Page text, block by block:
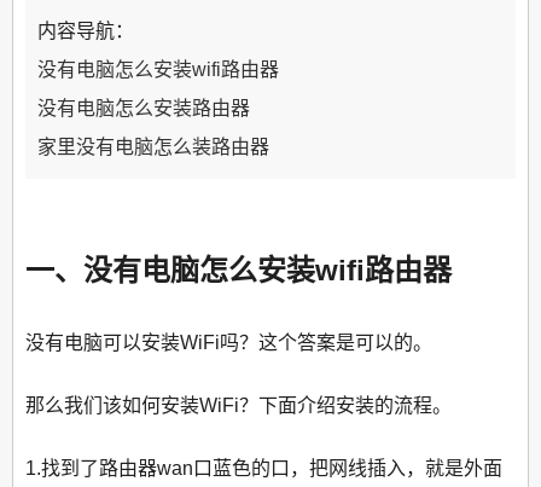
内容导航：
没有电脑怎么安装wifi路由器
没有电脑怎么安装路由器
家里没有电脑怎么装路由器
一、没有电脑怎么安装wifi路由器
没有电脑可以安装WiFi吗？这个答案是可以的。
那么我们该如何安装WiFi？下面介绍安装的流程。
1.找到了路由器wan口蓝色的口，把网线插入，就是外面